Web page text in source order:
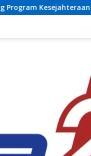
dan